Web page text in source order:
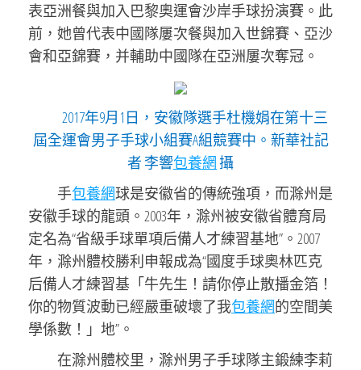
表亞洲餐與加入巴黎奧運會沙岸手球扮演賽。此
前，她曾代表中國隊屢次餐與加入世錦賽、亞沙
會和亞錦賽，并輔助中國隊在亞洲屢次奪冠。
2017年9月1日，安徽隊選手杜機娟在第十三
屆全運會男子手球小組賽A組競賽中。新華社記
者 李響包養網攝
手包養網球是安徽省的傳統強項，而滁州是
安徽手球的龍頭。2003年，滁州被安徽省體育局
定名為“省級手球單項后備人才練習基地”。2007
年，滁州體校勝利申報成為“國度手球奧林匹克
后備人才練習基「牛先生！請你停止散播金箔！
你的物質波動已經嚴重破壞了我包養網的空間美
學係數！」地”。
在滁州體校里，滁州男子手球隊主鍛練李莉